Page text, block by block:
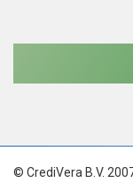
© CrediVera B.V.